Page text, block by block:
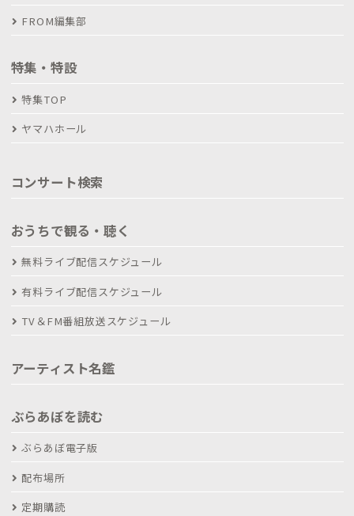
FROM編集部
特集・特設
特集TOP
ヤマハホール
コンサート検索
おうちで観る・聴く
無料ライブ配信スケジュール
有料ライブ配信スケジュール
TV＆FM番組放送スケジュール
アーティスト名鑑
ぶらあぼを読む
ぶらあぼ電子版
配布場所
定期購読